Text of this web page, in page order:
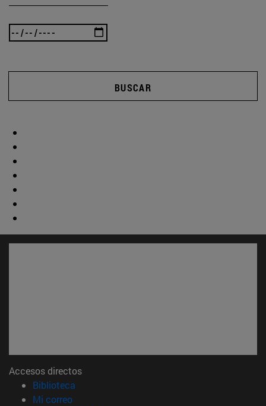
BUSCAR
Accesos directos
Biblioteca
Mi correo(abre en nueva ventana)